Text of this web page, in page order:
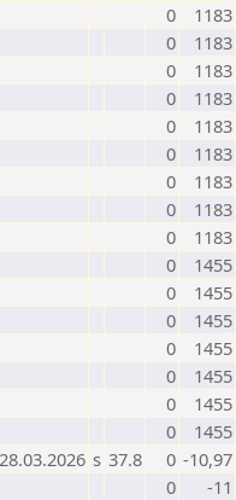
0
1183
0
1183
0
1183
0
1183
0
1183
0
1183
0
1183
0
1183
0
1183
0
1455
0
1455
0
1455
0
1455
0
1455
0
1455
0
1455
28.03.2026 s 37.8 0 -10,97
0 -11